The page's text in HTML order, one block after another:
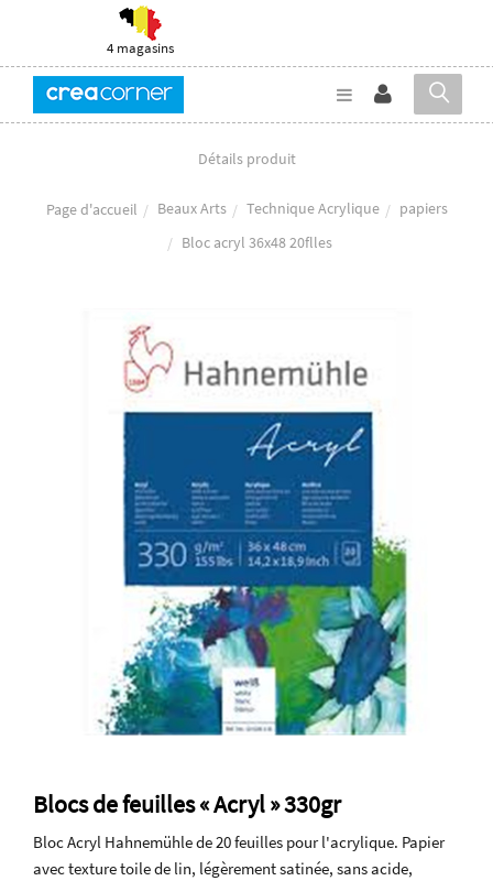
4 magasins
Détails produit
Page d'accueil Beaux Arts Technique Acrylique
papiers
Bloc acryl 36x48 20flles
Blocs de feuilles « Acryl » 330gr
Bloc Acryl Hahnemühle de 20 feuilles pour l'acrylique. Papier
avec texture toile de lin, légèrement satinée, sans acide,